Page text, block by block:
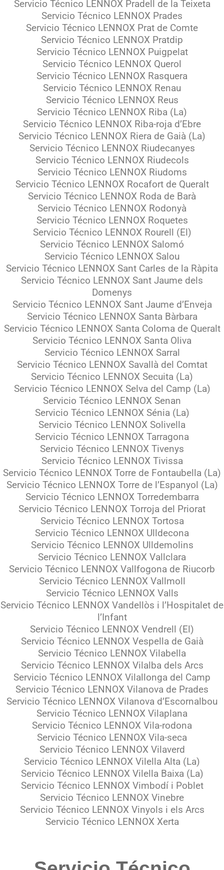
Servicio Técnico LENNOX Pradell de la Teixeta
Servicio Técnico LENNOX Prades
Servicio Técnico LENNOX Prat de Comte
Servicio Técnico LENNOX Pratdip
Servicio Técnico LENNOX Puigpelat
Servicio Técnico LENNOX Querol
Servicio Técnico LENNOX Rasquera
Servicio Técnico LENNOX Renau
Servicio Técnico LENNOX Reus
Servicio Técnico LENNOX Riba (La)
Servicio Técnico LENNOX Riba-roja d’Ebre
Servicio Técnico LENNOX Riera de Gaià (La)
Servicio Técnico LENNOX Riudecanyes
Servicio Técnico LENNOX Riudecols
Servicio Técnico LENNOX Riudoms
Servicio Técnico LENNOX Rocafort de Queralt
Servicio Técnico LENNOX Roda de Barà
Servicio Técnico LENNOX Rodonyà
Servicio Técnico LENNOX Roquetes
Servicio Técnico LENNOX Rourell (El)
Servicio Técnico LENNOX Salomó
Servicio Técnico LENNOX Salou
Servicio Técnico LENNOX Sant Carles de la Ràpita
Servicio Técnico LENNOX Sant Jaume dels
Domenys
Servicio Técnico LENNOX Sant Jaume d’Enveja
Servicio Técnico LENNOX Santa Bàrbara
Servicio Técnico LENNOX Santa Coloma de Queralt
Servicio Técnico LENNOX Santa Oliva
Servicio Técnico LENNOX Sarral
Servicio Técnico LENNOX Savallà del Comtat
Servicio Técnico LENNOX Secuita (La)
Servicio Técnico LENNOX Selva del Camp (La)
Servicio Técnico LENNOX Senan
Servicio Técnico LENNOX Sénia (La)
Servicio Técnico LENNOX Solivella
Servicio Técnico LENNOX Tarragona
Servicio Técnico LENNOX Tivenys
Servicio Técnico LENNOX Tivissa
Servicio Técnico LENNOX Torre de Fontaubella (La)
Servicio Técnico LENNOX Torre de l’Espanyol (La)
Servicio Técnico LENNOX Torredembarra
Servicio Técnico LENNOX Torroja del Priorat
Servicio Técnico LENNOX Tortosa
Servicio Técnico LENNOX Ulldecona
Servicio Técnico LENNOX Ulldemolins
Servicio Técnico LENNOX Vallclara
Servicio Técnico LENNOX Vallfogona de Riucorb
Servicio Técnico LENNOX Vallmoll
Servicio Técnico LENNOX Valls
Servicio Técnico LENNOX Vandellòs i l’Hospitalet de
l’Infant
Servicio Técnico LENNOX Vendrell (El)
Servicio Técnico LENNOX Vespella de Gaià
Servicio Técnico LENNOX Vilabella
Servicio Técnico LENNOX Vilalba dels Arcs
Servicio Técnico LENNOX Vilallonga del Camp
Servicio Técnico LENNOX Vilanova de Prades
Servicio Técnico LENNOX Vilanova d’Escornalbou
Servicio Técnico LENNOX Vilaplana
Servicio Técnico LENNOX Vila-rodona
Servicio Técnico LENNOX Vila-seca
Servicio Técnico LENNOX Vilaverd
Servicio Técnico LENNOX Vilella Alta (La)
Servicio Técnico LENNOX Vilella Baixa (La)
Servicio Técnico LENNOX Vimbodí i Poblet
Servicio Técnico LENNOX Vinebre
Servicio Técnico LENNOX Vinyols i els Arcs
Servicio Técnico LENNOX Xerta